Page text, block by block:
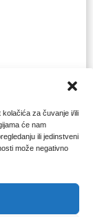
kolačića za čuvanje i/ili
će nam
ili jedinstveni
može negativno